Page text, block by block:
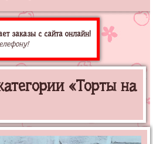
заказы с сайта онлайн!
«Торты на